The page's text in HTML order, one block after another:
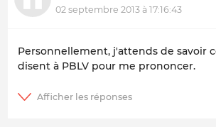
02 septembre 2013 à 17:16:43
Personnellement, j'attends de savoir
disent à PBLV pour me prononcer.